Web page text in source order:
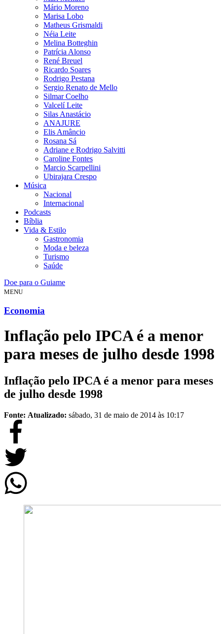
Mário Moreno
Marisa Lobo
Matheus Grismaldi
Néia Leite
Melina Botteghin
Patrícia Alonso
René Breuel
Ricardo Soares
Rodrigo Pestana
Sergio Renato de Mello
Silmar Coelho
Valcelí Leite
Silas Anastácio
ANAJURE
Elis Amâncio
Rosana Sá
Adriane e Rodrigo Salvitti
Caroline Fontes
Marcio Scarpellini
Ubirajara Crespo
Música
Nacional
Internacional
Podcasts
Bíblia
Vida & Estilo
Gastronomia
Moda e beleza
Turismo
Saúde
Doe para o Guiame
MENU
Economia
Inflação pelo IPCA é a menor
para meses de julho desde 1998
Inflação pelo IPCA é a menor para meses
de julho desde 1998
Fonte: Atualizado: sábado, 31 de maio de 2014 às 10:17